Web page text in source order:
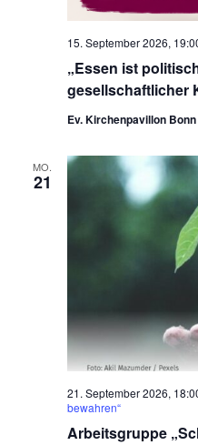
„Essen ist
gesellschaftlicher
15. September 2026,
Ev. Kirchenpavillon Bonn
MO.
21
Arbeitsgruppe
21. September 2026,
bewahren“